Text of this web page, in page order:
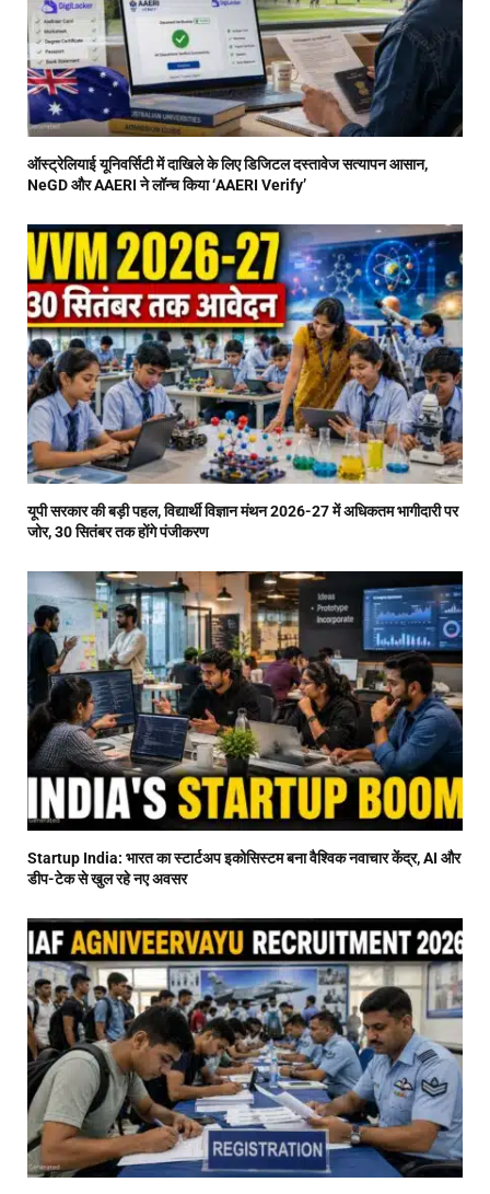
ऑस्ट्रेलियाई यूनिवर्सिटी में दाखिले के लिए डिजिटल दस्तावेज सत्यापन आसान,
NeGD और AAERI ने लॉन्च किया ‘AAERI Verify’
यूपी सरकार की बड़ी पहल, विद्यार्थी विज्ञान मंथन 2026-27 में अधिकतम भागीदारी पर
जोर, 30 सितंबर तक होंगे पंजीकरण
Startup India: भारत का स्टार्टअप इकोसिस्टम बना वैश्विक नवाचार केंद्र, AI और
डीप-टेक से खुल रहे नए अवसर